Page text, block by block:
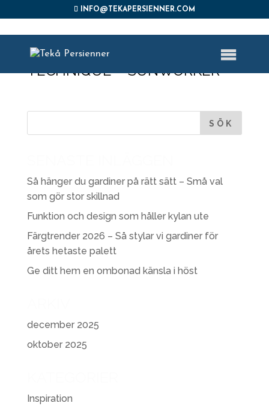
INFO@TEKAPERSIENNER.COM
PROTECTION SOLAIRE
TECHNIQUE – SUNWORKER
Så hänger du gardiner på rätt sätt – Små val
som gör stor skillnad
Funktion och design som håller kylan ute
Färgtrender 2026 – Så stylar vi gardiner för
årets hetaste palett
Ge ditt hem en ombonad känsla i höst
december 2025
oktober 2025
Inspiration